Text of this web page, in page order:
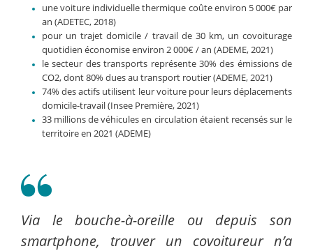
une voiture individuelle thermique coûte environ 5 000€ par
an (ADETEC, 2018)
pour un trajet domicile / travail de 30 km, un covoiturage
quotidien économise environ 2 000€ / an (ADEME, 2021)
le secteur des transports représente 30% des émissions de
CO2, dont 80% dues au transport routier (ADEME, 2021)
74% des actifs utilisent leur voiture pour leurs déplacements
domicile-travail (Insee Première, 2021)
33 millions de véhicules en circulation étaient recensés sur le
territoire en 2021 (ADEME)
Via le bouche-à-oreille ou depuis son
smartphone, trouver un covoitureur n’a